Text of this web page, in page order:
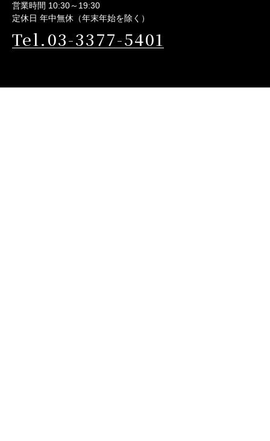
営業時間 10:30～19:30
定休日 年中無休（年末年始を除く）
Tel.03-3377-5401